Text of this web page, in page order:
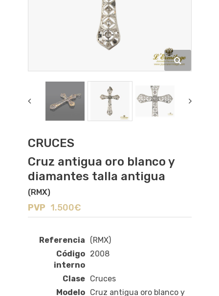
CRUCES
Cruz antigua oro blanco y
diamantes talla antigua
(RMX)
PVP 1.500€
Referencia
(RMX)
Código
interno
2008
Clase Cruces
Modelo Cruz antigua oro blanco y